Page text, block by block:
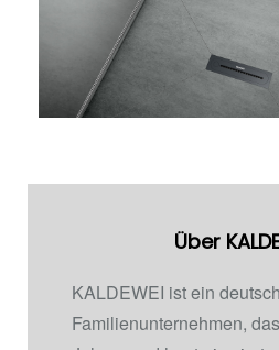
Über
KALDEWEI ist ein
Familienunternehmen,